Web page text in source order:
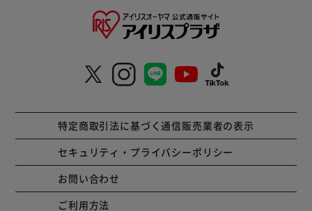
特定商取引法に基づく通信販売業者の表示
セキュリティ・プライバシーポリシー
お問い合わせ
ご利用方法